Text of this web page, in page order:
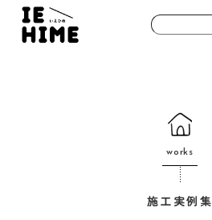
works
施工実例集